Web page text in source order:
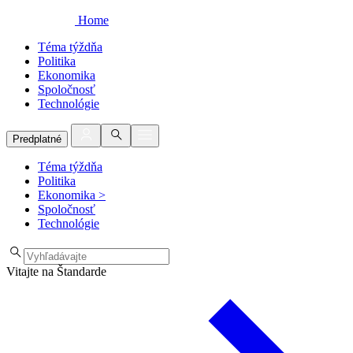
Home
Téma týždňa
Politika
Ekonomika
Spoločnosť
Technológie
Predplatné
Téma týždňa
Politika
Ekonomika >
Spoločnosť
Technológie
Vitajte na Štandarde